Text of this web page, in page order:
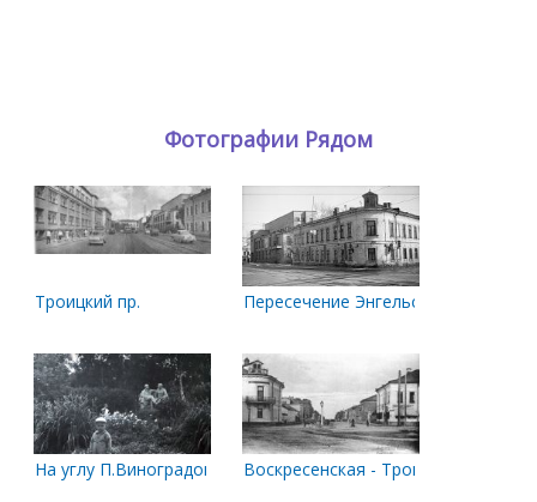
Фотографии Рядом
Троицкий пр. Пересечение Энгельса и Павлина
На углу П.Виноградова и Энгельса.Воскресенская - Троицкий